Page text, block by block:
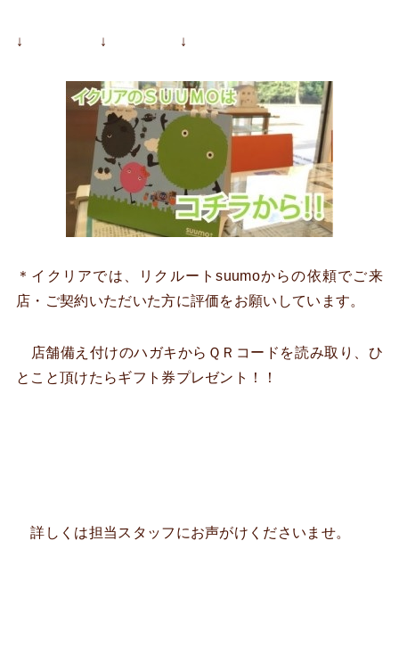
↓ ↓ ↓
＊イクリアでは、リクルートsuumoからの依頼でご来
店・ご契約いただいた方に評価をお願いしています。
店舗備え付けのハガキからＱＲコードを読み取り、ひ
とこと頂けたらギフト券プレゼント！！
詳しくは担当スタッフにお声がけくださいませ。